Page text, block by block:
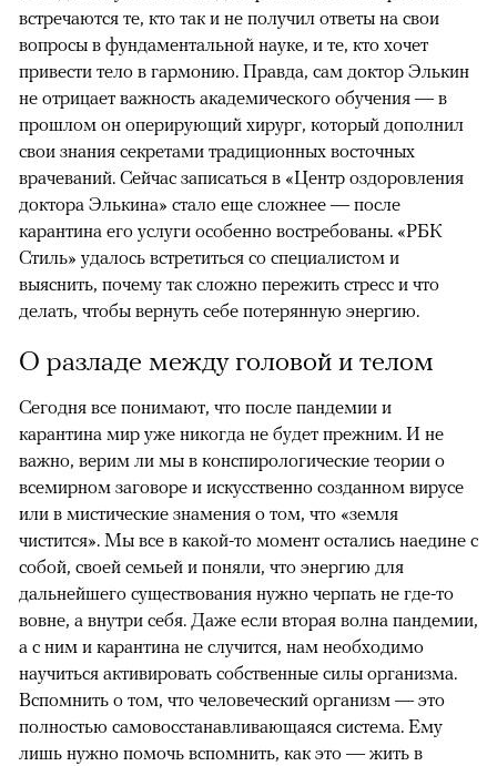
встречаются те, кто так и не получил ответы на свои
вопросы в фундаментальной науке, и те, кто хочет
привести тело в гармонию. Правда, сам доктор Элькин
не отрицает важность академического обучения — в
прошлом он оперирующий хирург, который дополнил
свои знания секретами традиционных восточных
врачеваний. Сейчас записаться в «Центр оздоровления
доктора Элькина» стало еще сложнее — после
карантина его услуги особенно востребованы. «РБК
Стиль» удалось встретиться со специалистом и
выяснить, почему так сложно пережить стресс и что
делать, чтобы вернуть себе потерянную энергию.
О разладе между головой и телом
Сегодня все понимают, что после пандемии и
карантина мир уже никогда не будет прежним. И не
важно, верим ли мы в конспирологические теории о
всемирном заговоре и искусственно созданном вирусе
или в мистические знамения о том, что «земля
чистится». Мы все в какой-то момент остались наедине с
собой, своей семьей и поняли, что энергию для
дальнейшего существования нужно черпать не где-то
вовне, а внутри себя. Даже если вторая волна пандемии,
а с ним и карантина не случится, нам необходимо
научиться активировать собственные силы организма.
Вспомнить о том, что человеческий организм — это
полностью самовосстанавливающаяся система. Ему
лишь нужно помочь вспомнить, как это — жить в